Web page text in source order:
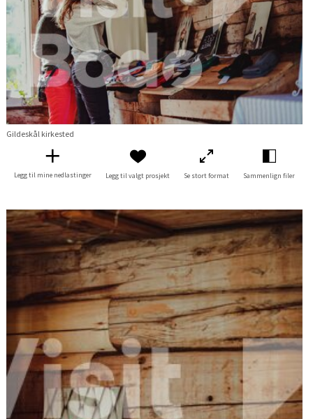
Gildeskål kirkested
Legg til mine nedlastinger Legg til valgt prosjekt Se stort format Sammenlign filer